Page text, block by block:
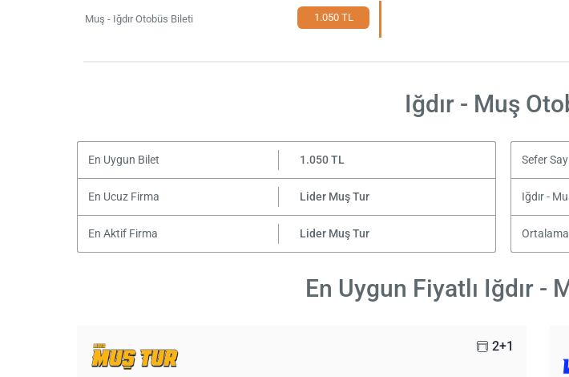
Muş - Iğdır Otobüs Bileti 1.050 TL
Iğdır - Muş
En Uygun Bilet 1.050 TL Sefer
En Ucuz Firma Lider Muş Tur Iğdır -
En Aktif Firma Lider Muş Tur
En Uygun Fiyatlı Iğdır -
2+1